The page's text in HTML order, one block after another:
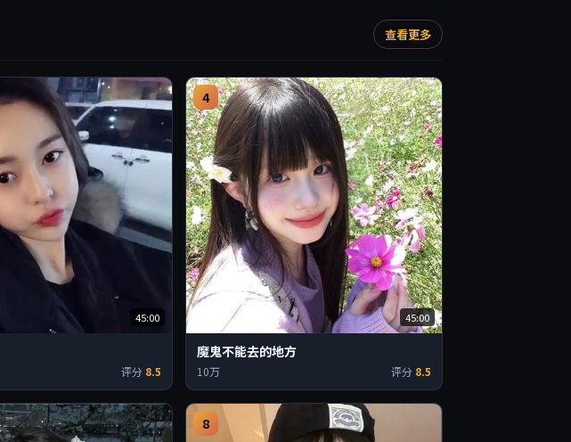
查看更多
45:00
评分 8.5
4
45:00
魔鬼不能去的地方
10万 评分 8.5
8